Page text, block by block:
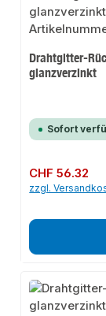
Drahtgitter-
glanzverzinkt
Sofort
Regulärer Preis:
CHF 56.32
zzgl.